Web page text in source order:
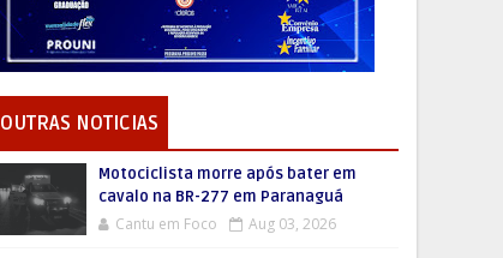
OUTRAS NOTICIAS
Motociclista morre após bater em
cavalo na BR-277 em Paranaguá
Cantu em Foco Aug 03, 2026